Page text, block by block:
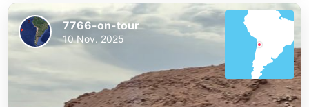
7766-on-tour
10 Nov. 2025